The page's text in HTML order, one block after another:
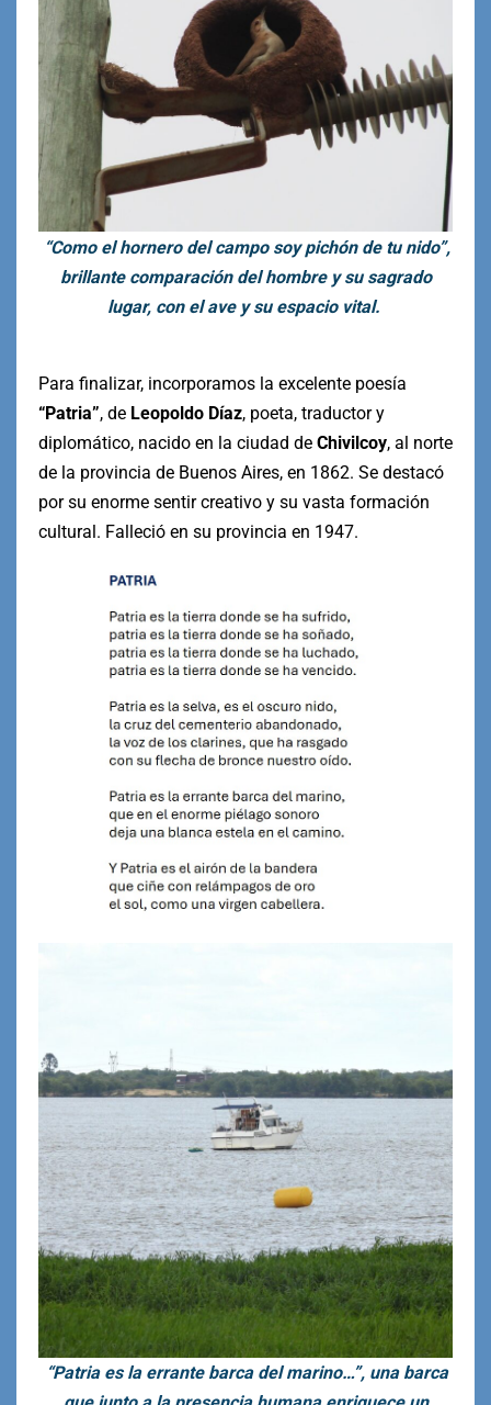
“Como el hornero del campo soy pichón de tu nido”,
brillante comparación del hombre y su sagrado
lugar, con el ave y su espacio vital.
Para finalizar, incorporamos la excelente poesía
“Patria”, de Leopoldo Díaz, poeta, traductor y
diplomático, nacido en la ciudad de Chivilcoy, al norte
de la provincia de Buenos Aires, en 1862. Se destacó
por su enorme sentir creativo y su vasta formación
cultural. Falleció en su provincia en 1947.
“Patria es la errante barca del marino…”, una barca